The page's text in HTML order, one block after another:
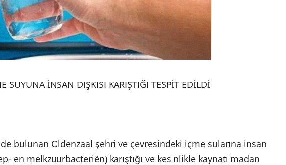
SUYUNA İNSAN DIŞKISI KARIŞTIĞI TESPİT EDİLDİ
bulunan Oldenzaal şehri ve çevresindeki içme sularına insan
en melkzuurbacteriën) karıştığı ve kesinlikle kaynatılmadan